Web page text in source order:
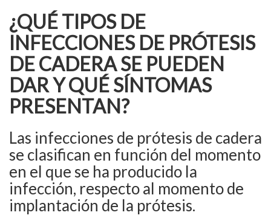
¿QUÉ TIPOS DE
INFECCIONES DE PRÓTESIS
DE CADERA SE PUEDEN
DAR Y QUÉ SÍNTOMAS
PRESENTAN?
Las infecciones de prótesis de cadera
se clasifican en función del momento
en el que se ha producido la
infección, respecto al momento de
implantación de la prótesis.